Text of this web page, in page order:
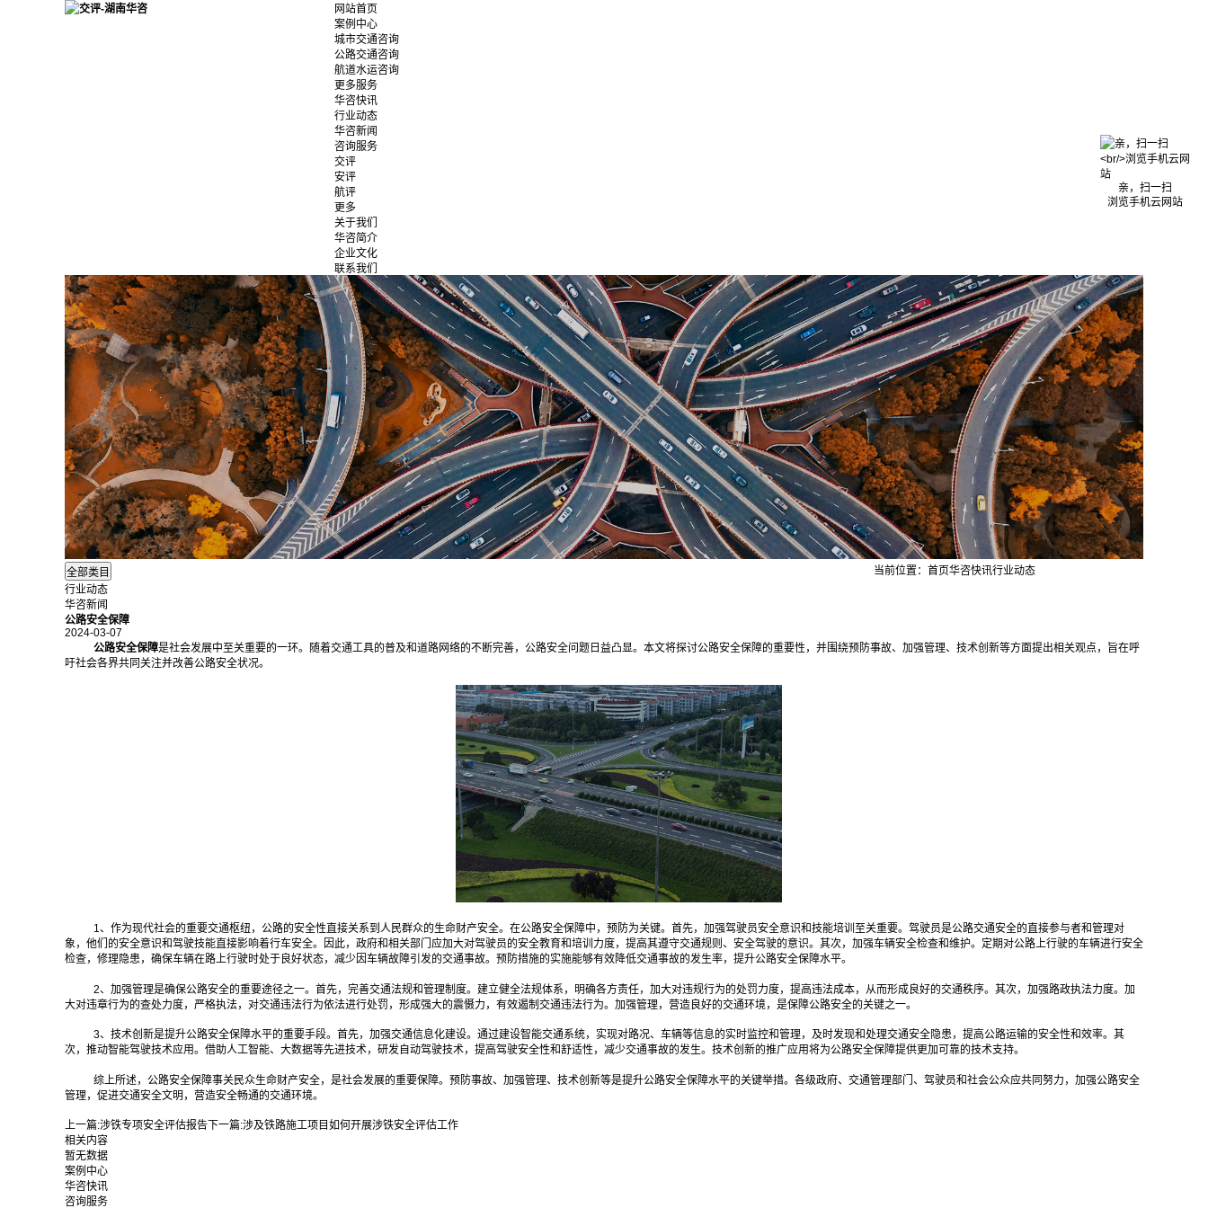
网站首页
案例中心
城市交通咨询
公路交通咨询
航道水运咨询
更多服务
华咨快讯
行业动态
华咨新闻
咨询服务
交评
安评
航评
更多
关于我们
华咨简介
企业文化
联系我们
行业动态
华咨新闻
当前位置： 首页华咨快讯行业动态
公路安全保障
2024-03-07
公路安全保障是社会发展中至关重要的一环。随着交通工具的普及和道路网络的不断完善，公路安全问题日益凸显。本文将探讨公路安全保障的重要性，并围绕预防事故、加强管理、技术创新等方面提出相关观点，旨在呼
吁社会各界共同关注并改善公路安全状况。
1、作为现代社会的重要交通枢纽，公路的安全性直接关系到人民群众的生命财产安全。在公路安全保障中，预防为关键。首先，加强驾驶员安全意识和技能培训至关重要。驾驶员是公路交通安全的直接参与者和管理对
象，他们的安全意识和驾驶技能直接影响着行车安全。因此，政府和相关部门应加大对驾驶员的安全教育和培训力度，提高其遵守交通规则、安全驾驶的意识。其次，加强车辆安全检查和维护。定期对公路上行驶的车辆进行安全
检查，修理隐患，确保车辆在路上行驶时处于良好状态，减少因车辆故障引发的交通事故。预防措施的实施能够有效降低交通事故的发生率，提升公路安全保障水平。
2、加强管理是确保公路安全的重要途径之一。首先，完善交通法规和管理制度。建立健全法规体系，明确各方责任，加大对违规行为的处罚力度，提高违法成本，从而形成良好的交通秩序。其次，加强路政执法力度。加
大对违章行为的查处力度，严格执法，对交通违法行为依法进行处罚，形成强大的震慑力，有效遏制交通违法行为。加强管理，营造良好的交通环境，是保障公路安全的关键之一。
3、技术创新是提升公路安全保障水平的重要手段。首先，加强交通信息化建设。通过建设智能交通系统，实现对路况、车辆等信息的实时监控和管理，及时发现和处理交通安全隐患，提高公路运输的安全性和效率。其
次，推动智能驾驶技术应用。借助人工智能、大数据等先进技术，研发自动驾驶技术，提高驾驶安全性和舒适性，减少交通事故的发生。技术创新的推广应用将为公路安全保障提供更加可靠的技术支持。
综上所述，公路安全保障事关民众生命财产安全，是社会发展的重要保障。预防事故、加强管理、技术创新等是提升公路安全保障水平的关键举措。各级政府、交通管理部门、驾驶员和社会公众应共同努力，加强公路安全
管理，促进交通安全文明，营造安全畅通的交通环境。‍
上一篇:涉铁专项安全评估报告 下一篇:涉及铁路施工项目如何开展涉铁安全评估工作
相关内容
暂无数据
案例中心
华咨快讯
咨询服务
亲，扫一扫
浏览手机云网站